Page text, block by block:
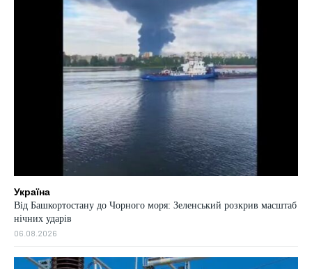
Україна
Від Башкортостану до Чорного моря: Зеленський розкрив масштаб
нічних ударів
06.08.2026